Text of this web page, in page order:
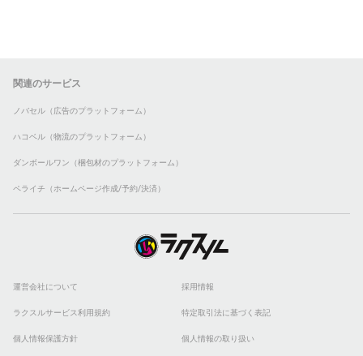
関連のサービス
ノバセル（広告のプラットフォーム）
ハコベル（物流のプラットフォーム）
ダンボールワン（梱包材のプラットフォーム）
ペライチ（ホームページ作成/予約/決済）
運営会社について 採用情報
ラクスルサービス利用規約 特定取引法に基づく表記
個人情報保護方針 個人情報の取り扱い